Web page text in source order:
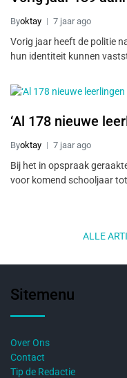
Byoktay 7 jaar ago
Vorig jaar heeft de politie
hun identiteit kunnen
‘Al 178 nieuwe
Byoktay 7 jaar ago
Bij het in opspraak
voor komend schooljaar
ALLE
Sitemenu
Over Ons
Contact
Tip de Redactie